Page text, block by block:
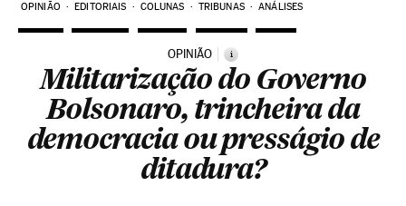
OPINIÃO EDITORIAIS COLUNAS TRIBUNAS ANÁLISES
OPINIÃO i
Militarização do Governo
Bolsonaro, trincheira da
democracia ou presságio de
ditadura?